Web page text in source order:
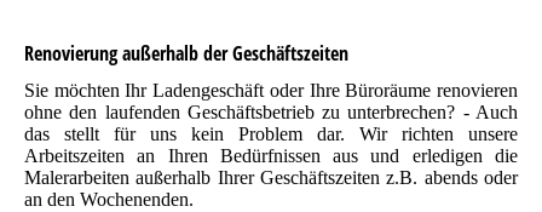
Renovierung außerhalb der Geschäftszeiten
Sie möchten Ihr Ladengeschäft oder Ihre Büroräume renovieren
ohne den laufenden Geschäftsbetrieb zu unterbrechen? - Auch
das stellt für uns kein Problem dar. Wir richten unsere
Arbeitszeiten an Ihren Bedürfnissen aus und erledigen die
Malerarbeiten außerhalb Ihrer Geschäftszeiten z.B. abends oder
an den Wochenenden.